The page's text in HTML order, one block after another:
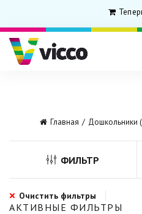
Главная Дошкольники
ФИЛЬТР
Очистить фильтры
АКТИВНЫЕ ФИЛЬТРЫ